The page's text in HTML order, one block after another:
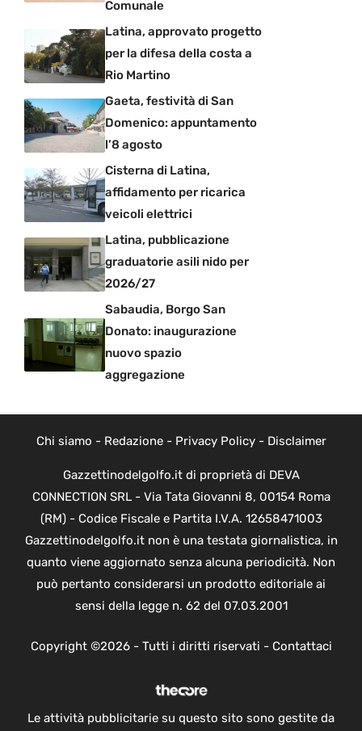
Comunale
Latina, approvato progetto
per la difesa della costa a
Rio Martino
Gaeta, festività di San
Domenico: appuntamento
l’8 agosto
Cisterna di Latina,
affidamento per ricarica
veicoli elettrici
Latina, pubblicazione
graduatorie asili nido per
2026/27
Sabaudia, Borgo San
Donato: inaugurazione
nuovo spazio
aggregazione
Chi siamo - Redazione- Privacy Policy- Disclaimer
Gazzettinodelgolfo.it di proprietà di DEVA
CONNECTION SRL - Via Tata Giovanni 8, 00154 Roma
(RM) - Codice Fiscale e Partita I.V.A. 12658471003
Gazzettinodelgolfo.it non è una testata giornalistica, in
quanto viene aggiornato senza alcuna periodicità. Non
può pertanto considerarsi un prodotto editoriale ai
sensi della legge n. 62 del 07.03.2001
Copyright ©2026 - Tutti i diritti riservati - Contattaci
Le attività pubblicitarie su questo sito sono gestite da